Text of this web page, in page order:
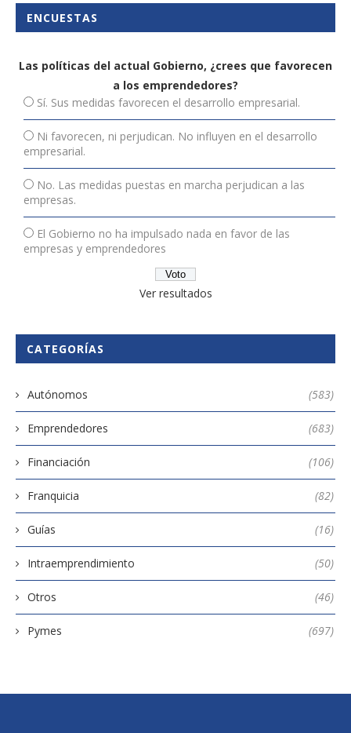
ENCUESTAS
Las políticas del actual Gobierno, ¿crees que favorecen
a los emprendedores?
Sí. Sus medidas favorecen el desarrollo empresarial.
Ni favorecen, ni perjudican. No influyen en el desarrollo
empresarial.
No. Las medidas puestas en marcha perjudican a las
empresas.
El Gobierno no ha impulsado nada en favor de las
empresas y emprendedores
Ver resultados
CATEGORÍAS
Autónomos (583)
Emprendedores (683)
Financiación (106)
Franquicia (82)
Guías (16)
Intraemprendimiento (50)
Otros (46)
Pymes (697)